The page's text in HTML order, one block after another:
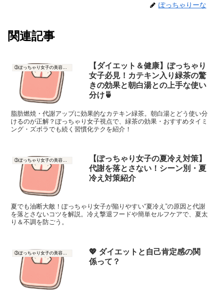
ぽっちゃりーな
関連記事
③ぽっちゃり女子の美容と健康
【ダイエット＆健康】ぽっちゃり
女子必見！カテキン入り緑茶の驚
きの効果と朝白湯との上手な使い
分け🍵
脂肪燃焼・代謝アップに効果的なカテキン緑茶。朝白湯とどう使い分
けるのが正解？ぽっちゃり女子視点で、緑茶の効果・おすすめタイミ
ング・ズボラでも続く習慣化テクを紹介！
③ぽっちゃり女子の美容と健康
【ぽっちゃり女子の夏冷え対策】
代謝を落とさない！シーン別・夏
冷え対策紹介
夏でも油断大敵！ぽっちゃり女子が陥りやすい“夏冷え”の原因と代謝
を落とさないコツを解説。冷え撃退フードや簡単セルフケアで、夏太
り＆不調を防ごう。
③ぽっちゃり女子の美容と健康
💖 ダイエットと自己肯定感の関
係って？